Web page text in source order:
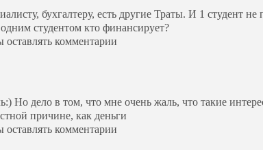
бухгалтеру, есть другие Траты. И 1 студент не
студентом кто финансирует?
оставлять комментарии
Но дело в том, что мне очень жаль, что такие
причине, как деньги
оставлять комментарии